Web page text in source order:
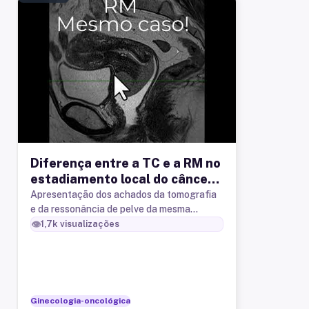
Diferença entre a TC e a RM no
estadiamento local do câncer
de colo uterino
Apresentação dos achados da tomografia
e da ressonância de pelve da mesma
paciente com câncer de colo uterino.
👁️1,7k visualizações
Ginecologia-oncológica